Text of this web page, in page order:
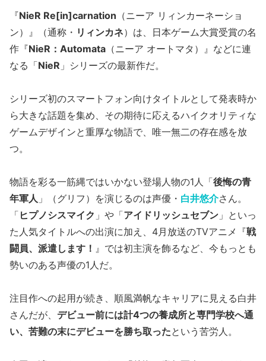
『NieR Re[in]carnation （ニーア リィンカーネーショ
ン）』（通称・ リィンカネ）は、日本ゲーム大賞受賞の名
作『NieR：Automata （ニーア オートマタ）』などに連
なる「NieR 」シリーズの最新作だ。
シリーズ初のスマートフォン向けタイトルとして発表時か
ら大きな話題を集め、その期待に応えるハイクオリティな
ゲームデザインと重厚な物語で、唯一無二の存在感を放
つ。
物語を彩る一筋縄ではいかない登場人物の1人「後悔の青
年軍人 」（グリフ）を演じるのは声優・ 白井悠介さん。
「 ヒプノシスマイク 」や「アイドリッシュセブン 」といっ
た人気タイトルへの出演に加え、4月放送のTVアニメ『戦
闘員、派遣します！ 』では初主演を飾るなど、今もっとも
勢いのある声優の1人だ。
注目作への起用が続き、順風満帆なキャリアに見える白井
さんだが、 デビュー前には計4つの養成所と専門学校へ通
い、苦難の末にデビューを勝ち取ったという苦労人。